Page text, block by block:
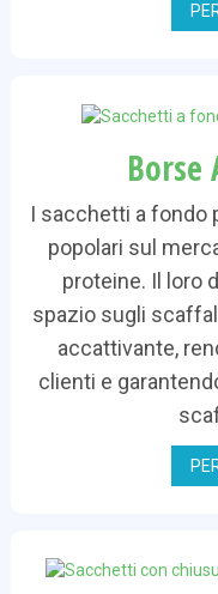
Borse
I sacchetti a fondo
popolari sul
proteine. Il loro
spazio sugli
accattivante,
clienti e